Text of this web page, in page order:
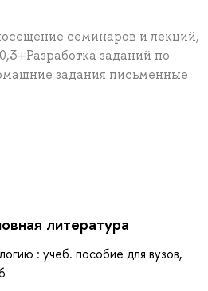
семинаров и лекций,
заданий по
задания письменные
литература
: учеб. пособие для вузов,